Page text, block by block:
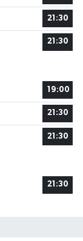
21:30
21:30
19:00
21:30
21:30
21:30